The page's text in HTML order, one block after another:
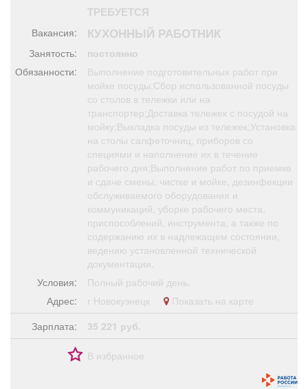
Обучение
Поздравления Погода
Я - пенсионер
ТРЕБУЕТСЯ
Вакансия: КУХОННЫЙ РАБОТНИК
Занятость:
постоянно
Обязанности:
Выполнение подготовительных работ при
мойке посуды;Сбор использованной посуды
со столов в тележки или на
транспортер;Доставка тележек с посудой на
мойку;Выкладка посуды из тележек;Установка
на столы салфеточниц, приборов со
специями и наполнение их в течение
рабочего дня;Выполнение работ по приемке
и сдаче смены, чистке и мойке, дезинфекции
обслуживаемого оборудования и
коммуникаций, уборке рабочего места,
приспособлений, инструмента, а также по
содержанию их в надлежащем состоянии,
ведению установленной технической
документации.
Условия:
Полный рабочий день.
Адрес:
г Новокузнецк
Показать на карте
Зарплата:
35 221 руб.
В избранное